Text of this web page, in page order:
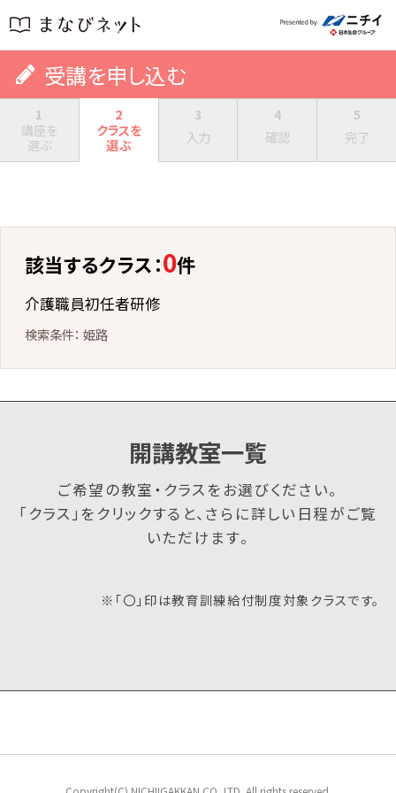
受講を申し込む
1
講座を
選ぶ
2
クラスを
選ぶ
3
入力
4
確認
5
完了
該当するクラス：0件
介護職員初任者研修
姫路
開講教室一覧
ご希望の教室・クラスをお選びください。
「クラス」をクリックすると、さらに詳しい日程がご覧
いただけます。
※「〇」印は教育訓練給付制度対象クラスです。